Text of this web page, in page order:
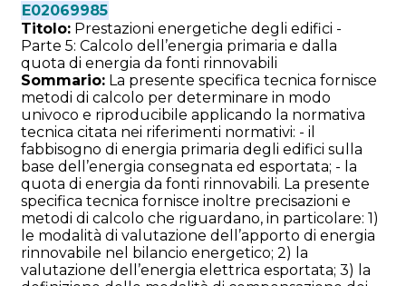
E02069985
Titolo: Prestazioni energetiche degli edifici -
Parte 5: Calcolo dell’energia primaria e dalla
quota di energia da fonti rinnovabili
Sommario: La presente specifica tecnica fornisce
metodi di calcolo per determinare in modo
univoco e riproducibile applicando la normativa
tecnica citata nei riferimenti normativi: - il
fabbisogno di energia primaria degli edifici sulla
base dell’energia consegnata ed esportata; - la
quota di energia da fonti rinnovabili. La presente
specifica tecnica fornisce inoltre precisazioni e
metodi di calcolo che riguardano, in particolare: 1)
le modalità di valutazione dell’apporto di energia
rinnovabile nel bilancio energetico; 2) la
valutazione dell’energia elettrica esportata; 3) la